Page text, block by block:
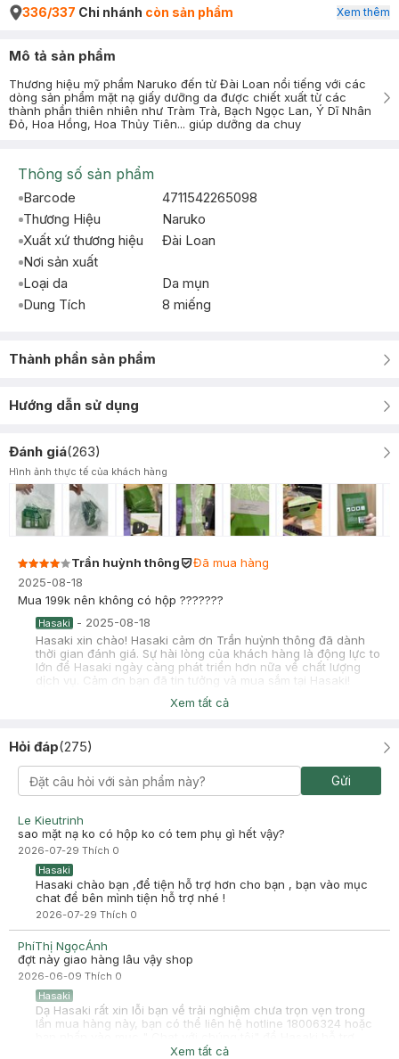
336/337 Chi nhánh còn sản phẩm Xem thêm
Mô tả sản phẩm
Thương hiệu mỹ phẩm Naruko đến từ Đài Loan nổi tiếng với các
dòng sản phẩm mặt nạ giấy dưỡng da được chiết xuất từ các
thành phần thiên nhiên như Tràm Trà, Bạch Ngọc Lan, Ý Dĩ Nhân
Đỏ, Hoa Hồng, Hoa Thủy Tiên... giúp dưỡng da chuy
Thông số sản phẩm
Barcode
4711542265098
Thương Hiệu
Naruko
Xuất xứ thương hiệu
Đài Loan
Nơi sản xuất
Loại da
Da mụn
Dung Tích
8 miếng
Thành phần sản phẩm
Hướng dẫn sử dụng
Đánh giá(263)
Hình ảnh thực tế của khách hàng
Trần huỳnh thông
Đã mua hàng
2025-08-18
Mua 199k nên không có hộp ???????
Hasaki - 2025-08-18
Hasaki xin chào! Hasaki cảm ơn Trần huỳnh thông đã dành
thời gian đánh giá. Sự hài lòng của khách hàng là động lực to
lớn để Hasaki ngày càng phát triển hơn nữa về chất lượng
dịch vụ. Cảm ơn bạn đã tin tưởng và mua sắm tại Hasaki!
2025-06-26
Cảm giác như hàng fake , sẽ không còn lần sau nữa
Hasaki -
Hasaki xin chào! Hasaki cảm ơn Nguyen Yen đã dành thời
gian đánh giá. Sự hài lòng của khách hàng là động lực to lớn
để Hasaki ngày càng phát triển hơn nữa về chất lượng dịch
vụ. Cảm ơn bạn đã tin tưởng và mua sắm tại Hasaki!
Xem tất cả
Hỏi đáp(275)
Gửi
Le Kieutrinh
sao mặt nạ ko có hộp ko có tem phụ gì hết vậy?
2026-07-29 Thích 0
Hasaki
Hasaki chào bạn ,để tiện hỗ trợ hơn cho bạn , bạn vào mục
chat để bên mình tiện hỗ trợ nhé !
2026-07-29 Thích 0
PhíThị NgọcÁnh
đợt này giao hàng lâu vậy shop
2026-06-09 Thích 0
Hasaki
Dạ Hasaki rất xin lỗi bạn về trải nghiệm chưa trọn vẹn trong
lần mua hàng này, bạn có thể liên hệ hotline 18006324 hoặc
Xem tất cả